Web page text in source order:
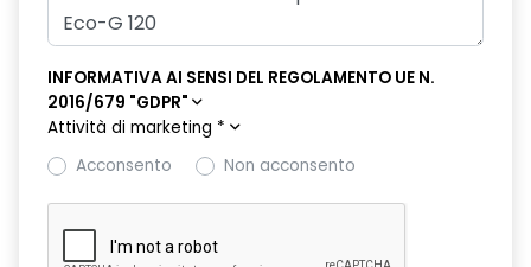
INFORMATIVA AI SENSI DEL REGOLAMENTO UE N.
2016/679 "GDPR"
Attività di marketing *
Acconsento
Non acconsento